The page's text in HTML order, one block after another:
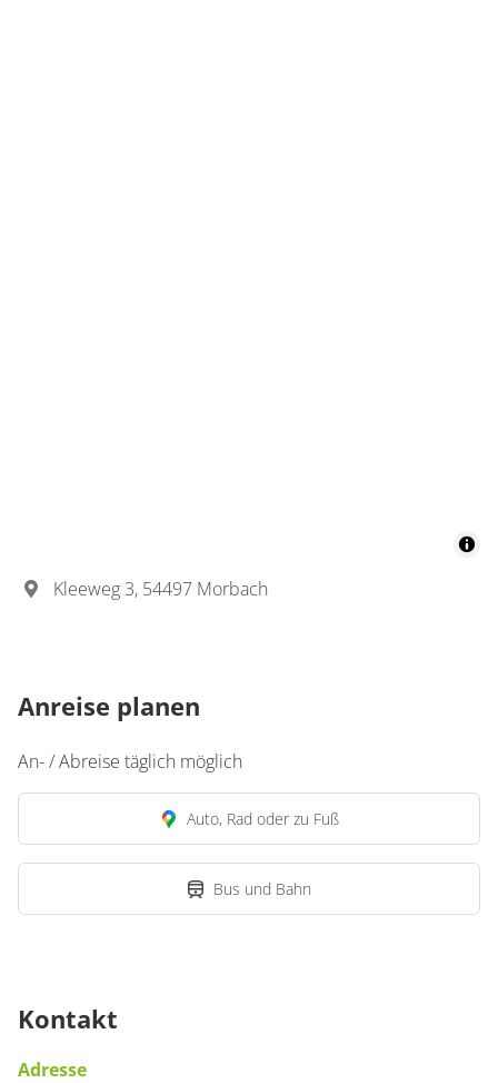
Kleeweg 3, 54497 Morbach
Anreise planen
An- / Abreise täglich möglich
Auto, Rad oder zu Fuß
Bus und Bahn
Kontakt
Adresse